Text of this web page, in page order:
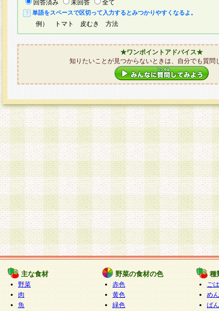
回答済み 未回答 全て
単語をスペースで区切って入力するとみつかりやすくなるよ。
例） トマト 皮むき 方法
★ワンポイントアドバイス★
知りたいことが見つからないときは、自分でも質問
主な食材
野菜
肉
魚
野菜の食材の色
赤色
黄色
緑色
種
ご
めん
ぱん